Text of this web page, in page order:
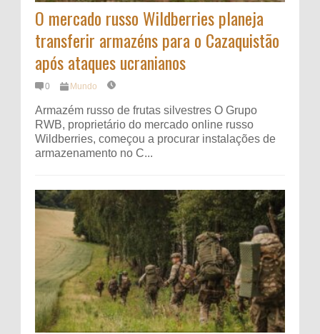
O mercado russo Wildberries planeja
transferir armazéns para o Cazaquistão
após ataques ucranianos
0 Mundo
Armazém russo de frutas silvestres O Grupo
RWB, proprietário do mercado online russo
Wildberries, começou a procurar instalações de
armazenamento no C...